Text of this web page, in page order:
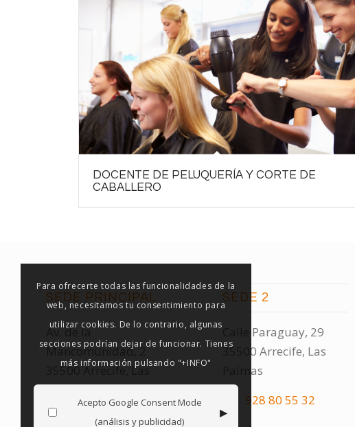
DOCENTE DE PELUQUERÍA Y CORTE DE
CABALLERO
SEDE PRINCIPAL
Av. de la
Mancomunidad, 2
35500 Arrecife, Las
Palmas
928 80 55 32
SEDE 2
Calle Paraguay, 29
35500 Arrecife, Las
Palmas
928 80 55 32
Para ofrecerte todas las funcionalidades de la
web, necesitamos tu consentimiento para
utilizar cookies. De lo contrario, algunas
secciones podrían dejar de funcionar. Tienes
más información pulsando "+INFO"
Acepto Google Consent Mode
(análisis y publicidad)
▸